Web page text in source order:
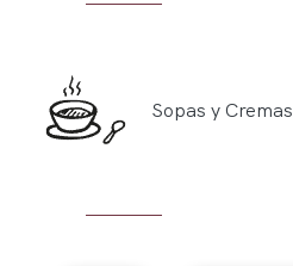
Sopas y Cremas